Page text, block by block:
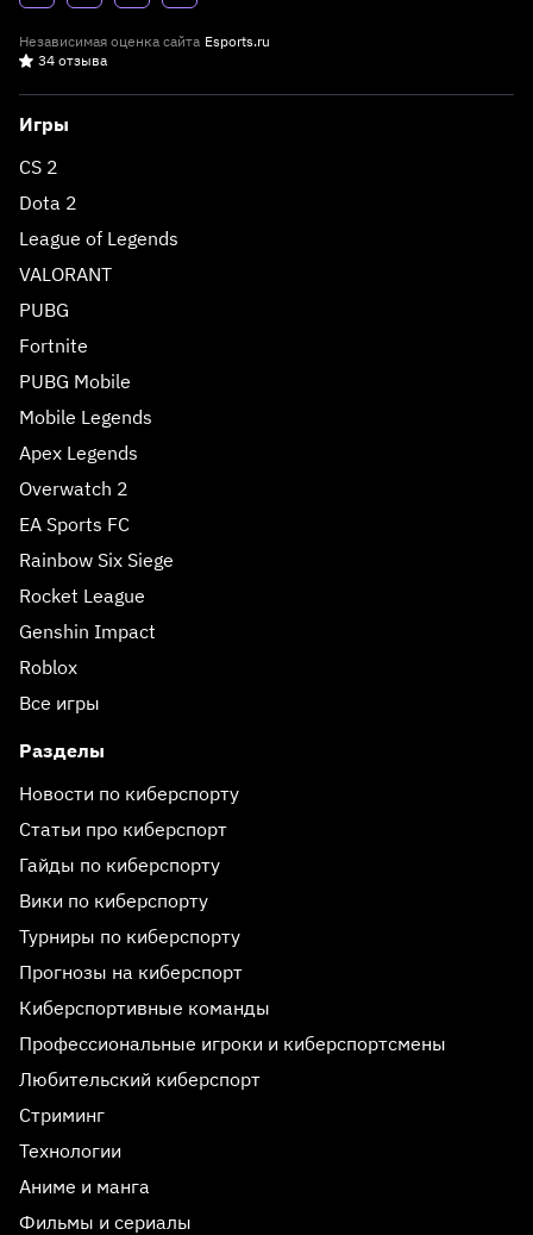
Независимая оценка сайта Esports.ru
34 отзыва
Игры
CS 2
Dota 2
League of Legends
VALORANT
PUBG
Fortnite
PUBG Mobile
Mobile Legends
Apex Legends
Overwatch 2
EA Sports FC
Rainbow Six Siege
Rocket League
Genshin Impact
Roblox
Все игры
Разделы
Новости по киберспорту
Статьи про киберспорт
Гайды по киберспорту
Вики по киберспорту
Турниры по киберспорту
Прогнозы на киберспорт
Киберспортивные команды
Профессиональные игроки и киберспортсмены
Любительский киберспорт
Стриминг
Технологии
Аниме и манга
Фильмы и сериалы